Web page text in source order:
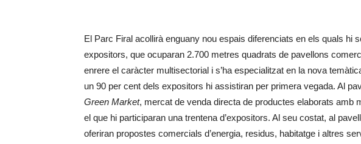
El Parc Firal acollirà enguany nou espais diferenciats en els quals hi
expositors, que ocuparan 2.700 metres quadrats de pavellons
enrere el caràcter multisectorial i s’ha especialitzat en la nova
un 90 per cent dels expositors hi assistiran per primera vegada. Al
Green Market, mercat de venda directa de productes elaborats amb
el que hi participaran una trentena d’expositors. Al seu costat, al
oferiran propostes comercials d’energia, residus, habitatge i altres